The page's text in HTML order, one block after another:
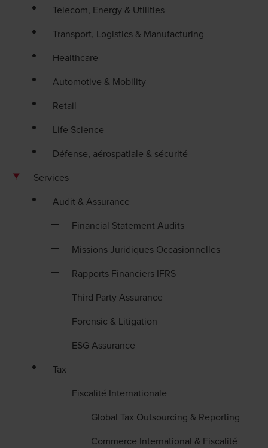
Telecom, Energy & Utilities
Transport, Logistics & Manufacturing
Healthcare
Automotive & Mobility
Retail
Life Science
Défense, aérospatiale & sécurité
Services
Audit & Assurance
Financial Statement Audits
Missions Juridiques Occasionnelles
Rapports Financiers IFRS
Third Party Assurance
Forensic & Litigation
ESG Assurance
Tax
Fiscalité Internationale
Global Tax Outsourcing & Reporting
Commerce International & Fiscalité